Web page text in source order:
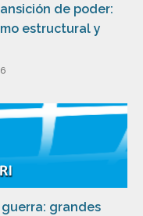
de poder:
estructural y
grandes